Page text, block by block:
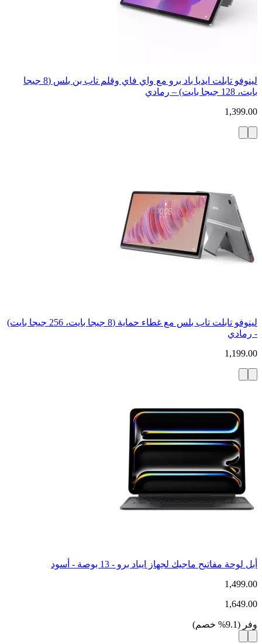
لينوفو تابلت ايديا باد برو مع واي فاي وقلم تاب بن بلس (8 جيجا
بايت، 128 جيجا بايت) – رمادي
1,399.00
لينوفو تابلت تاب بلس مع غطاء حماية (8 جيجا بايت، 256 جيجا بايت)
- رمادي
1,199.00
أبل لوحة مفاتيح ماجيك لجهاز ايباد برو - 13 بوصة - أسود
1,499.00
1,649.00
وفر (
9.1
% خصم)